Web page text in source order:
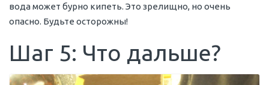
вода может бурно кипеть. Это зрелищно, но очень
опасно. Будьте осторожны!
Шаг 5: Что дальше?